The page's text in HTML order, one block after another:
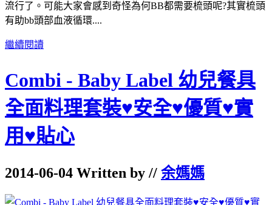
流行了。可能大家會感到奇怪為何BB都需要梳頭呢?其實梳頭
有助bb頭部血液循環....
繼續閱讀
Combi - Baby Label 幼兒餐具
全面料理套裝♥安全♥優質♥實
用♥貼心
2014-06-04 Written by // 余媽媽